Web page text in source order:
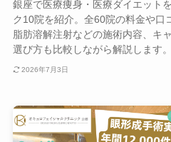
銀座で医療痩身・医療ダイエット
ク10院を紹介。全60院の料金や口
脂肪溶解注射などの施術内容、キ
選び方も比較しながら解説します。
2026年7月3日